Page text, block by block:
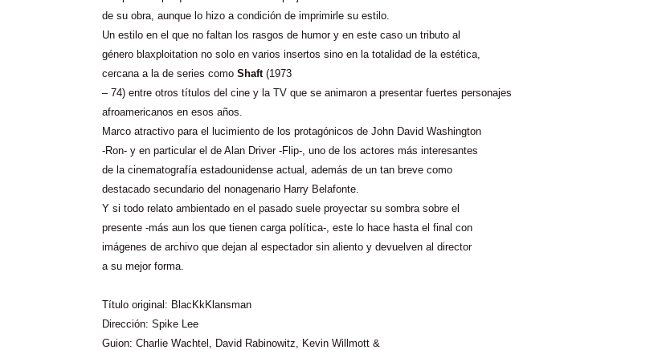
de su obra, aunque lo hizo a condición de imprimirle su estilo.
Un estilo en el que no faltan los rasgos de humor y en este caso un tributo al
género blaxploitation no solo en varios insertos sino en la totalidad de la estética,
cercana a la de series como Shaft(1973
– 74) entre otros títulos del cine y la TV que se animaron a presentar fuertes personajes
afroamericanos en esos años.
Marco atractivo para el lucimiento de los protagónicos de John David Washington
-Ron- y en particular el de Alan Driver -Flip-, uno de los actores más interesantes
de la cinematografía estadounidense actual, además de un tan breve como
destacado secundario del nonagenario Harry Belafonte.
Y si todo relato ambientado en el pasado suele proyectar su sombra sobre el
presente -más aun los que tienen carga política-, este lo hace hasta el final con
imágenes de archivo que dejan al espectador sin aliento y devuelven al director
a su mejor forma.
Título original: BlacKkKlansman
Dirección: Spike Lee
Guion: Charlie Wachtel, David Rabinowitz, Kevin Willmott &